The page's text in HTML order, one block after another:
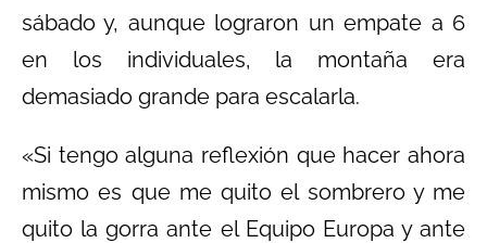
sábado y, aunque lograron un empate a 6
en los individuales, la montaña era
demasiado grande para escalarla.
«Si tengo alguna reflexión que hacer ahora
mismo es que me quito el sombrero y me
quito la gorra ante el Equipo Europa y ante